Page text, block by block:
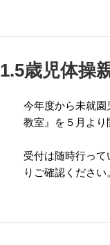
1.5歳児体操
今年度から未就園
教室』を５月より
受付は随時行っ
りご確認ください